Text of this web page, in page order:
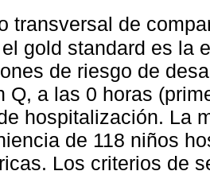
transversal de
gold standard es la
de riesgo de
Q, a las 0 horas
hospitalización. La
de 118 niños
Los criterios de